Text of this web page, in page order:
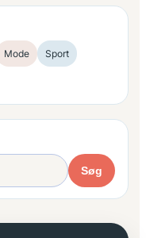
Mode Sport
Søg